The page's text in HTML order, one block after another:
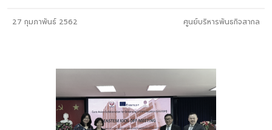
27 กุมภาพันธ์ 2562 ศูนย์บริหารพันธกิจสากล